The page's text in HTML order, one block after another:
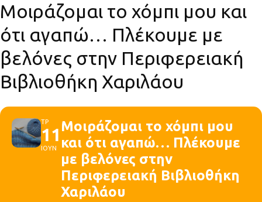
Μοιράζομαι το χόμπι μου και
ότι αγαπώ… Πλέκουμε με
βελόνες στην Περιφερειακή
Βιβλιοθήκη Χαριλάου
ΤΡ
11
ΙΟΥΝ
Μοιράζομαι το χόμπι μου
και ότι αγαπώ… Πλέκουμε
με βελόνες στην
Περιφερειακή Βιβλιοθήκη
Χαριλάου